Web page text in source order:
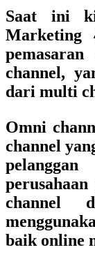
Saat ini
Marketing
channel,
dari multi
Omni
channel
channel
baik online